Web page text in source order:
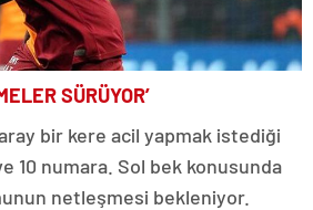
SÜRÜYOR’
bir kere acil yapmak istediği
10 numara. Sol bek konusunda
netleşmesi bekleniyor.